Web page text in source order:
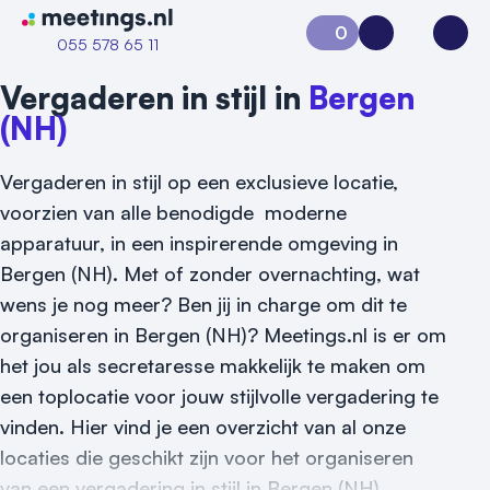
Naar home van Meetings
055 578 65 11
Vraag locatie aan
0
Aanvraag 0Inloggen
Vergaderen in stijl in Bergen
(NH)
Vergaderen in stijl op een exclusieve locatie,
voorzien van alle benodigde moderne
apparatuur, in een inspirerende omgeving in
Bergen (NH). Met of zonder overnachting, wat
wens je nog meer? Ben jij in charge om dit te
organiseren in Bergen (NH)? Meetings.nl is er om
het jou als secretaresse makkelijk te maken om
een toplocatie voor jouw stijlvolle vergadering te
vinden. Hier vind je een overzicht van al onze
locaties die geschikt zijn voor het organiseren